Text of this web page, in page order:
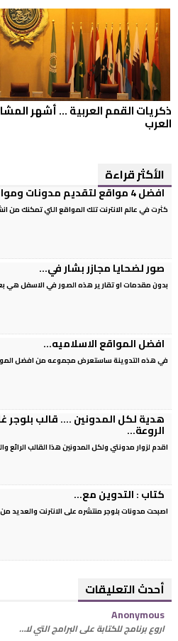
ذكريات القمم العربية ... أشهر
العرب
الأكثر قراءة
افضل 4 مواقع لتقديم مدونات ومواقع...
كثرت في عالم الانترنت تلك المواقع التي تمكنك من
صور لضحايا مجازر بشار في...
بدون مقدمات او تقارير هذه الصور في الاسفل هي
افضل المواقع الاسلاميه...
في هذه التدوينة ساستعرض مجموعه من افضل
هدية لكل المدونين .... قالب بلوجر
الروعة...
اقدم لزوار مدونتي ولكل المدونين هذا القالب الرائع
كتاب : التدوين مع...
اصبحت مدونات بلوجر منتشره على الانترنت
أحدث التعليقات
Anonymous
اروع برنامج للكتابة على البرامج التي لا…